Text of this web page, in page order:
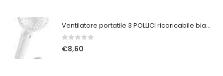
Ventilatore portatile 3 POLLICI ricaricabile bianco
Su 5
€8,60